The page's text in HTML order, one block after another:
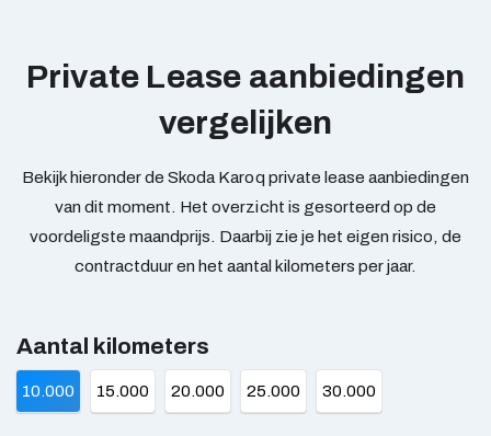
Private Lease aanbiedingen
vergelijken
Bekijk hieronder de Skoda Karoq private lease aanbiedingen
van dit moment. Het overzicht is gesorteerd op de
voordeligste maandprijs. Daarbij zie je het eigen risico, de
contractduur en het aantal kilometers per jaar.
Aantal kilometers
10.000 15.000 20.000 25.000 30.000